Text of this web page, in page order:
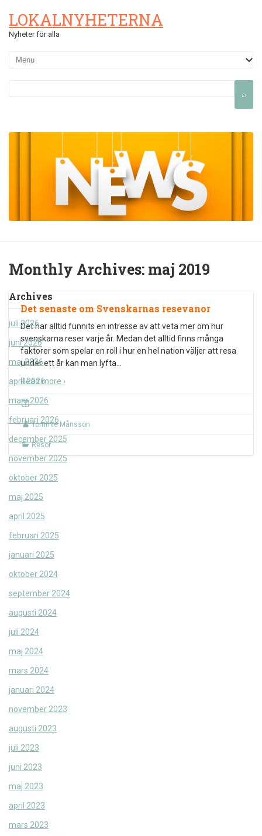
LOKALNYHETERNA
Nyheter för alla
Monthly Archives: maj 2019
Archives
juli 2026
juni 2026
maj 2026
april 2026
mars 2026
februari 2026
december 2025
november 2025
oktober 2025
maj 2025
april 2025
februari 2025
januari 2025
oktober 2024
september 2024
augusti 2024
juli 2024
maj 2024
mars 2024
januari 2024
november 2023
augusti 2023
juli 2023
juni 2023
maj 2023
april 2023
mars 2023
Det senaste om Svenskarnas resevanor
Det har alltid funnits en intresse av att veta mer om hur
svenskarna reser varje år. Medan det alltid finns många
faktorer som spelar en roll i hur en hel nation väljer att resa
under ett år kan man lyfta…
Read more ›
Tommie Månsson
Resor